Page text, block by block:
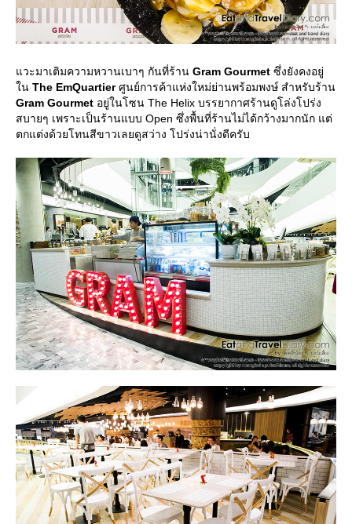
วะมาเติมความหวานเบาๆ กันที่ร้าน Gram Gourmet ซึ่งยังคงอยู่
น The EmQuartierศูนย์การค้าแห่งใหม่ย่านพร้อมพงษ์ สำหรับร้าน
Gram Gourmet อยู่ในโซน The Helix บรรยากาศร้านดูโล่งโปร่ง
สบายๆ เพราะเป็นร้านแบบ Open ซึ่งพื้นที่ร้านไม่ได้กว้างมากนัก แต่
ตกแต่งด้วยโทนสีขาวเลยดูสว่าง โปร่งน่านั่งดีครับ